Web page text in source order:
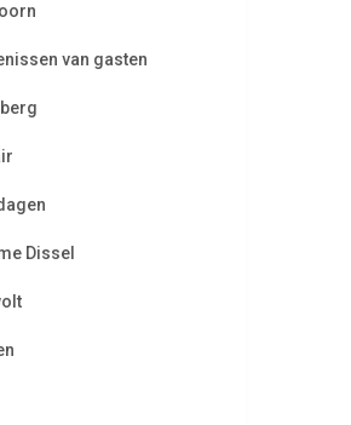
van gasten
Dissel